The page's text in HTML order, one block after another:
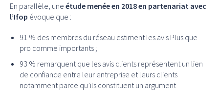
En parallèle, une étude menée en 2018 en partenariat avec
l’Ifop évoque que :
91 % des membres du réseau estiment les avis Plus que
pro comme importants ;
93 % remarquent que les avis clients représentent un lien
de confiance entre leur entreprise et leurs clients
notamment parce qu’ils constituent un argument